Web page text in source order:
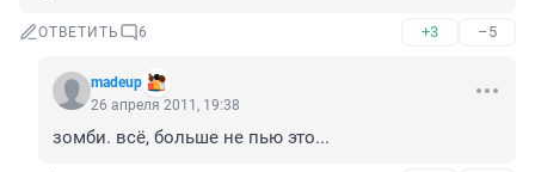
ОТВЕТИТЬ 6 +3 –5
madeup
26 апреля 2011, 19:38
зомби. всё, больше не пью это...